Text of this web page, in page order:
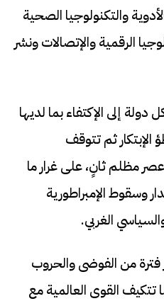
والتكنولوجيا الصحية
الرقمية والإتصالات ونشر
إلى الإكتفاء بما لديها
الإبتكار ثم تتوقف
مظلم ثانٍ، على غرار ما
وسقوط الإمبراطورية
الغربي.
من الفوضى والحروب
تتكيف القوى العالمية مع